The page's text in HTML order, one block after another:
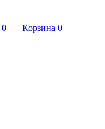
0 Корзина 0